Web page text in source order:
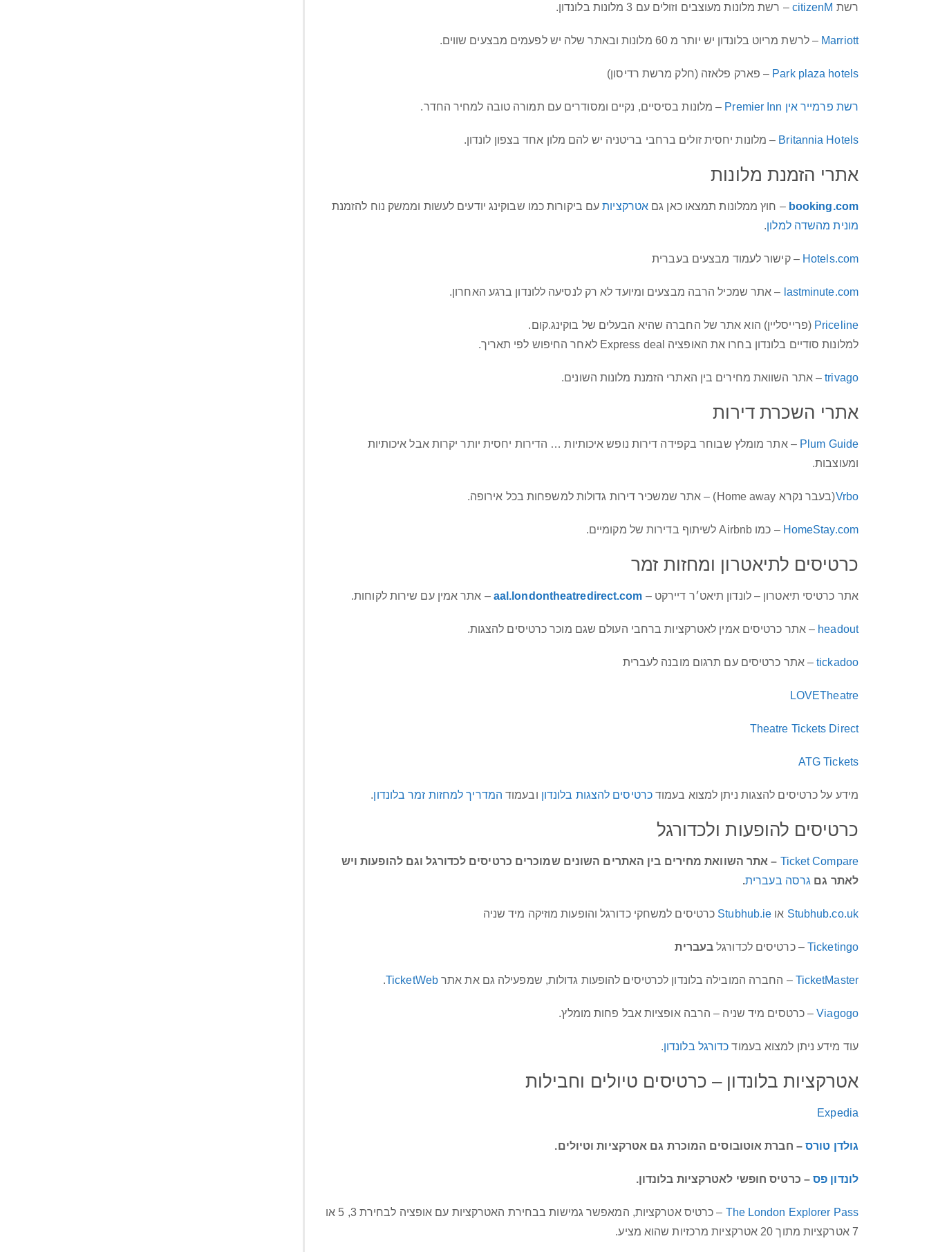
רשת – רשת מלונות מעוצבים וזולים עם 3 מלונות בלונדון.
Marriott – לרשת מריוט בלונדון יש יותר מ 60 מלונות ובאתר שלה יש לפעמים מבצעים שווים.
Park plaza hotels – פארק פלאזה (חלק מרשת רדיסון)
רשת פרמייר אין Premier Inn – מלונות בסיסיים, נקיים ומסודרים עם תמורה טובה למחיר החדר.
Britannia Hotels – מלונות יחסית זולים ברחבי בריטניה יש להם מלון אחד בצפון לונדון.
אתרי הזמנת מלונות
booking.com – חוץ ממלונות תמצאו כאן גם אטרקציותעם ביקורות כמו שבוקינג יודעים לעשות וממשק נוח להזמנת
מונית מהשדה למלון.
Hotels.com – קישור לעמוד מבצעים בעברית
lastminute.com – אתר שמכיל הרבה מבצעים ומיועד לא רק לנסיעה ללונדון ברגע האחרון.
Priceline (פרייסליין) הוא אתר של החברה שהיא הבעלים של בוקינג.קום.
למלונות סודיים בלונדון בחרו את האופציה Express deal לאחר החיפוש לפי תאריך.
trivago– אתר השוואת מחירים בין האתרי הזמנת מלונות השונים.
אתרי השכרת דירות
Plum Guide – אתר מומלץ שבוחר בקפידה דירות נופש איכותיות … הדירות יחסית יותר יקרות אבל איכותיות
ומעוצבות.
Vrbo(בעבר נקרא Home away) – אתר שמשכיר דירות גדולות למשפחות בכל אירופה.
HomeStay.com – כמו Airbnb לשיתוף בדירות של מקומיים.
כרטיסים לתיאטרון ומחזות זמר
אתר כרטיסי תיאטרון – לונדון תיאט׳ר דיירקט – aal.londontheatredirect.com – אתר אמין עם שירות לקוחות.
headout – אתר כרטיסים אמין לאטרקציות ברחבי העולם שגם מוכר כרטיסים להצגות.
tickadoo– אתר כרטיסים עם תרגום מובנה לעברית
LOVETheatre
Theatre Tickets Direct
ATG Tickets
מידע על כרטיסים להצגות ניתן למצוא בעמודכרטיסים להצגות בלונדון ובעמוד המדריך למחזות זמר בלונדון.
כרטיסים להופעות ולכדורגל
Ticket Compare
– אתר השוואת מחירים בין האתרים השונים שמוכרים כרטיסים לכדורגל וגם להופעות ויש
לאתר גם גרסה בעברית.
Stubhub.co.uk או Stubhub.ie כרטיסים למשחקי כדורגל והופעות מוזיקה מיד שניה
Ticketingo – כרטיסים לכדורגל בעברית
TicketMaster – החברה המובילה בלונדון לכרטיסים להופעות גדולות, שמפעילה גם את אתרTicketWeb
.
Viagogo– כרטסים מיד שניה – הרבה אופציות אבל פחות מומלץ.
עוד מידע ניתן למצוא בעמוד כדורגל בלונדון.
אטרקציות בלונדון – כרטיסים טיולים וחבילות
Expedia
גולדן טורס – חברת אוטובוסים המוכרת גם אטרקציות וטיולים.
לונדון פס– כרטיס חופשי לאטרקציות בלונדון.
The London Explorer Pass
– כרטיס אטרקציות, המאפשר גמישות בבחירת האטרקציות עם אופציה לבחירת 3, 5 או
7 אטרקציות מתוך 20 אטרקציות מרכזיות שהוא מציע.